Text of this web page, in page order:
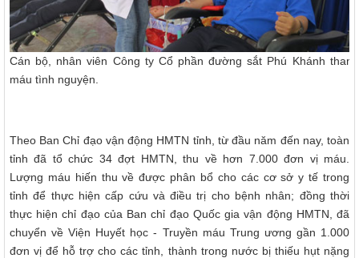
Cán bộ, nhân viên Công ty Cổ phần đường sắt Phú Khánh tham
máu tình nguyện.
Theo Ban Chỉ đạo vận động HMTN tỉnh, từ đầu năm đến nay, toàn
tỉnh đã tổ chức 34 đợt HMTN, thu về hơn 7.000 đơn vị máu.
Lượng máu hiến thu về được phân bổ cho các cơ sở y tế trong
tỉnh để thực hiện cấp cứu và điều trị cho bệnh nhân; đồng thời
thực hiện chỉ đạo của Ban chỉ đạo Quốc gia vận động HMTN, đã
chuyển về Viện Huyết học - Truyền máu Trung ương gần 1.000
đơn vị để hỗ trợ cho các tỉnh, thành trong nước bị thiếu hụt nặng